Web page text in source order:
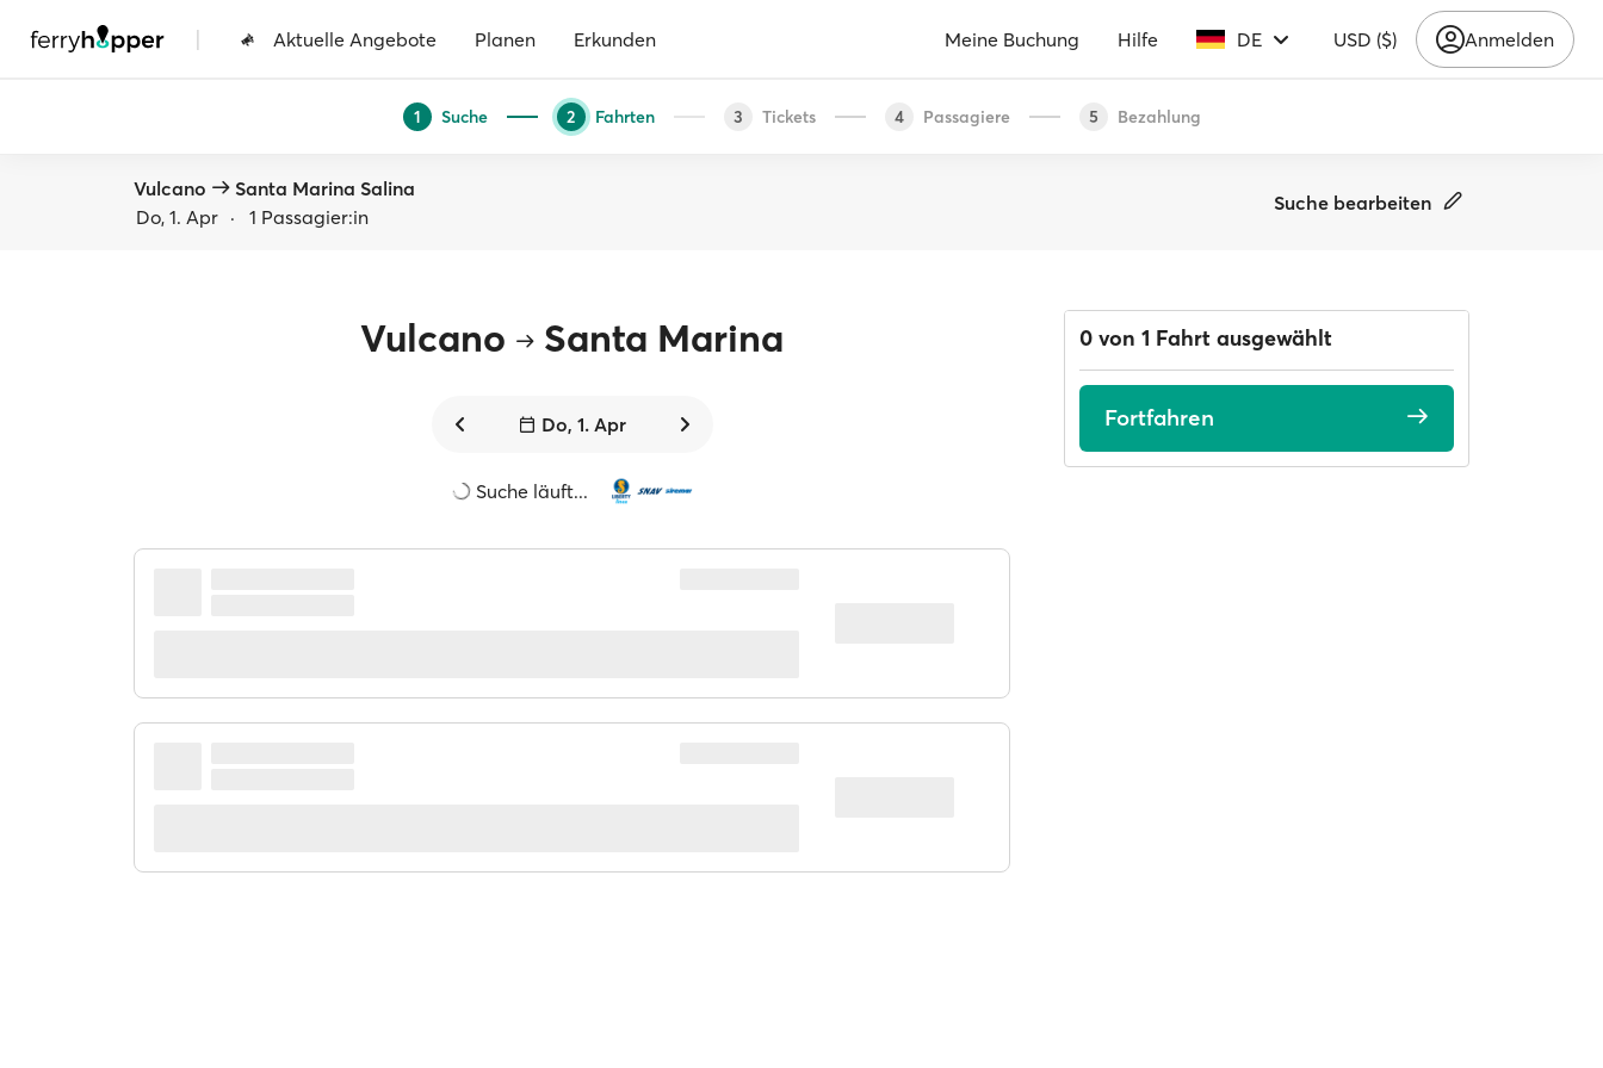
| Aktuelle Angebote Planen Erkunden Meine Buchung Hilfe DE USD ($) Anmelden
1 Suche 2 Fahrten 3 Tickets 4 Passagiere 5 Bezahlung
Vulcano
Santa Marina Salina
Do, 1. Apr · 1 Passagier:in
Suche bearbeiten
Vulcano Santa Marina
Do, 1. Apr
Suche läuft...
0 von 1 Fahrt ausgewählt
Fortfahren